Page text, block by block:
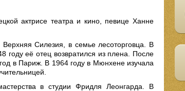
актрисе театра и кино, певице Ханне
Силезия, в семье лесоторговца. В
её отец возвратился из плена. После
в Париж. В 1964 году в Мюнхене изучала
в студии Фридля Леонгарда. В